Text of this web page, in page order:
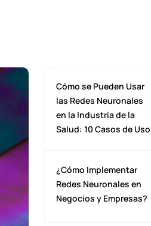
Cómo se Pueden Usar
las Redes Neuronales
en la Industria de la
Salud: 10 Casos de Uso
¿Cómo Implementar
Redes Neuronales en
Negocios y Empresas?